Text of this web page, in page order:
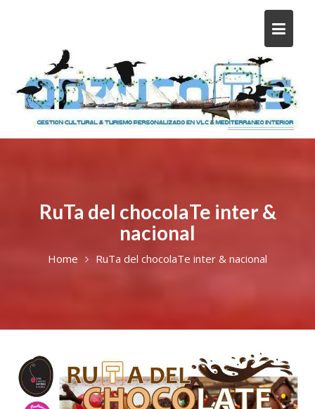
RuTa del chocolaTe inter &
nacional
Home RuTa del chocolaTe inter & nacional